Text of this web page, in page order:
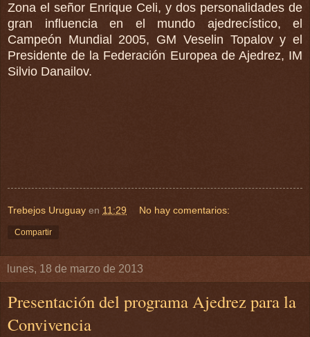
Zona el señor Enrique Celi, y dos personalidades de
gran influencia en el mundo ajedrecístico, el
Campeón Mundial 2005, GM Veselin Topalov y el
Presidente de la Federación Europea de Ajedrez, IM
Silvio Danailov.
Trebejos Uruguay en 11:29 No hay comentarios:
Compartir
lunes, 18 de marzo de 2013
Presentación del programa Ajedrez para la
Convivencia